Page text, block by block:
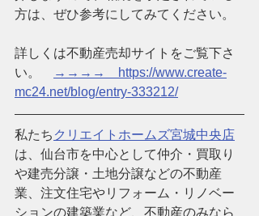
方は、ぜひ参考にしてみてください。
詳しくは不動産売却サイトをご覧下さ
い。
→→→→　https://www.create-
mc24.net/blog/entry-333212/
私たち クリエイトホームズ宮城中央店
は、仙台市を中心として仲介・買取り
や建売分譲・土地分譲などの不動産
業、注文住宅やリフォーム・リノベー
ションの建築業など、 不動産のみなら